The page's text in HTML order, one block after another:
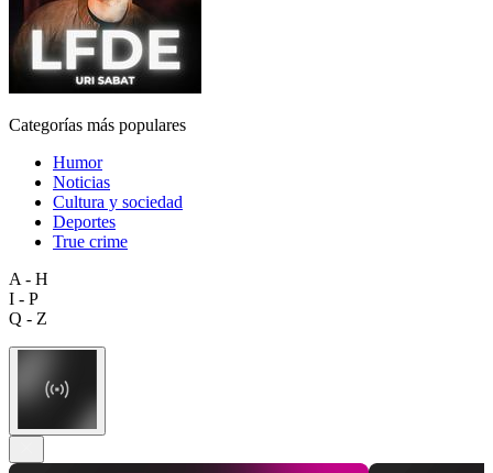
Categorías más populares
Humor
Noticias
Cultura y sociedad
Deportes
True crime
A - H
I - P
Q - Z